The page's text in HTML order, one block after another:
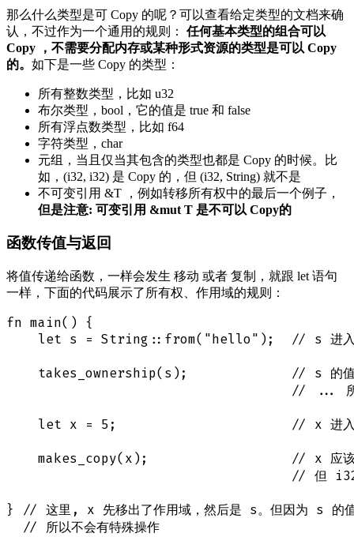
那么什么类型是可 Copy 的呢？可以查看给定类型的文档来确
认，不过作为一个通用的规则： 任何基本类型的组合可以
Copy ，不需要分配内存或某种形式资源的类型是可以 Copy
的。 如下是一些 Copy 的类型：
所有整数类型，比如 u32
布尔类型，bool，它的值是 true 和 false
所有浮点数类型，比如 f64
字符类型，char
元组，当且仅当其包含的类型也都是 Copy 的时候。比
如，(i32, i32) 是 Copy 的，但 (i32, String) 就不是
不可变引用 &T ，例如转移所有权中的最后一个例子，
但是注意: 可变引用 &mut T 是不可以 Copy的
函数传值与返回
将值传递给函数，一样会发生 移动 或者 复制，就跟 let 语句
一样，下面的代码展示了所有权、作用域的规则：
fn main() {
let s = String::from("hello");  // s 进入
takes_ownership(s);             // s 的值
// ... 所
let x = 5;                      // x 进入
makes_copy(x);                  // x 应该
// 但 i32
} // 这里, x 先移出了作用域，然后是 s。但因为 s 的值
  // 所以不会有特殊操作